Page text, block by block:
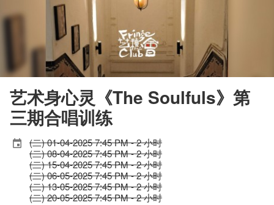
艺术身心灵《The Soulfuls》第
三期合唱训练
(二) 01-04-2025 7:45 PM - 2 小时
(二) 08-04-2025 7:45 PM - 2 小时
(二) 15-04-2025 7:45 PM - 2 小时
(二) 06-05-2025 7:45 PM - 2 小时
(二) 13-05-2025 7:45 PM - 2 小时
(二) 20-05-2025 7:45 PM - 2 小时